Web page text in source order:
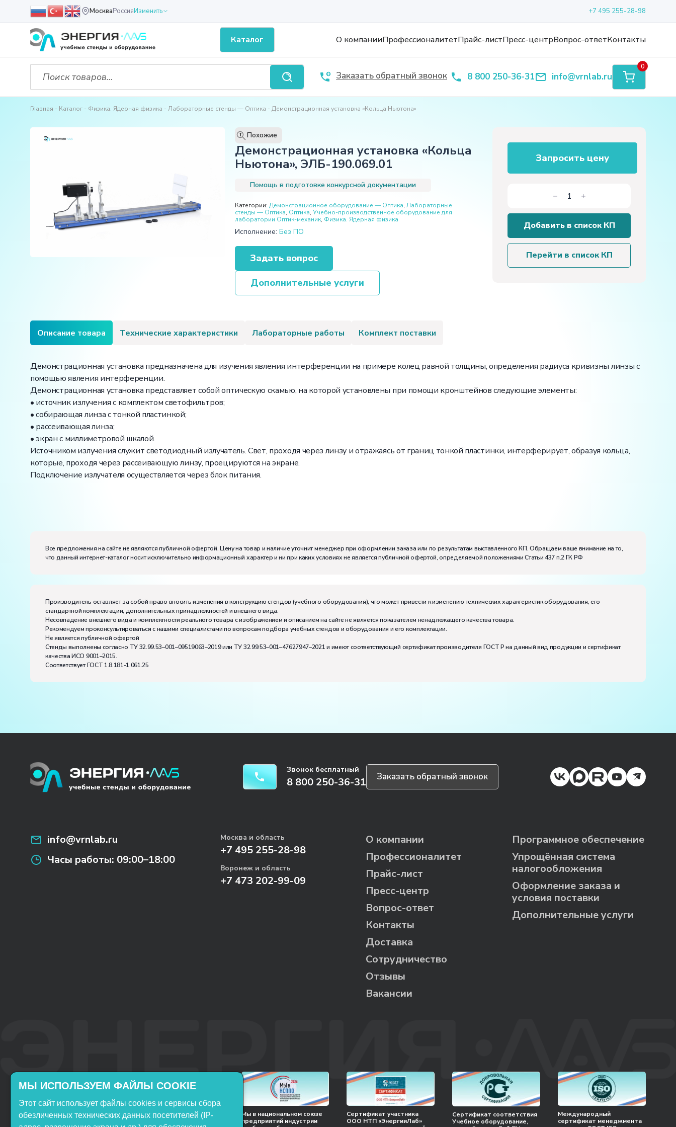
МоскваРоссияИзменить +7 495 255-28-98
Каталог О компанииПрофессионалитетПрайс-листПресс-центрВопрос-ответКонтакты
Заказать обратный звонок 8 800 250-36-31 info@vrnlab.ru
0
Главная Каталог Физика. Ядерная физика Лабораторные стенды — Оптика Демонстрационная установка «Кольца Ньютона»
T Похожие
Демонстрационная установка «Кольца
Ньютона», ЭЛБ-190.069.01
Помощь в подготовке конкурсной документации
Категории: Демонстрационное оборудование — Оптика, Лабораторные
стенды — Оптика, Оптика, Учебно-производственное оборудование для
лаборатории Оптик-механик, Физика. Ядерная физика
Исполнение: Без ПО
Задать вопрос
Дополнительные услуги
Запросить цену
Количество
товара
Демонстрационная
«Кольца
Ньютона»
Добавить в список КП
Перейти в список КП
Описание товара Технические характеристики Лабораторные работы Комплект поставки
Демонстрационная установка предназначена для изучения явления интерференции на примере колец равной толщины, определения радиуса кривизны линзы с
помощью явления интерференции.
Демонстрационная установка представляет собой оптическую скамью, на которой установлены при помощи кронштейнов следующие элементы:
• источник излучения с комплектом светофильтров;
• собирающая линза с тонкой пластинкой;
• рассеивающая линза;
• экран с миллиметровой шкалой.
Источником излучения служит светодиодный излучатель. Свет, проходя через линзу и отражаясь от границ тонкой пластинки, интерферирует, образуя кольца,
которые, проходя через рассеивающую линзу, проецируются на экране.
Подключение излучателя осуществляется через блок питания.
Потребляемая мощность, В·А:
Электропитание:
Диапазон рабочих температур, ˚С:
Влажность, %:до 80
Количество человек, которое одновременно и активно может работать на комплекте:2
Все предложения на сайте не являются публичной офертой. Цену на товар и наличие уточнит менеджер при оформлении заказа или по результатам выставленного КП. Обращаем ваше внимание на то,
что данный интернет-каталог носит исключительно информационный характер и ни при каких условиях не является публичной офертой, определяемой положениями Статьи 437 п.2 ГК РФ
Производитель оставляет за собой право вносить изменения в конструкцию стендов (учебного оборудования), что может привести к изменению технических характеристик оборудования, его
стандартной комплектации, дополнительных принадлежностей и внешнего вида.
Несовпадение внешнего вида и комплектности реального товара с изображением и описанием на сайте не является показателем ненадлежащего качества товара.
Рекомендуем проконсультироваться с нашими специалистами по вопросам подбора учебных стендов и оборудования и его комплектации.
Не является публичной офертой
Стенды выполнены согласно ТУ 32.99.53–001–09519063–2019 или ТУ 32.99.53–001–47627947–2021 и имеют соответствующий сертификат производителя ГОСТ Р на данный вид продукции и сертификат
качества ИСО 9001–2015.
Соответствует ГОСТ 1.8.181-1.061.25
Звонок бесплатный
8 800 250-36-31 Заказать обратный звонок
info@vrnlab.ru
Часы работы: 09:00–18:00
Москва и область
+7 495 255-28-98
Воронеж и область
+7 473 202-99-09
О компании
Профессионалитет
Прайс-лист
Пресс-центр
Вопрос-ответ
Контакты
Доставка
Сотрудничество
Отзывы
Вакансии
Программное обеспечение
Упрощённая система
налогообложения
Оформление заказа и
условия поставки
Дополнительные услуги
Включён в реестр
Продукция НТП
«ЭнергияЛаб» включена в
Мы в национальном союзе
предприятий индустрии
Сертификат участника
ООО НТП «ЭнергияЛаб»
Сертификат соответствия
Учебное оборудование,
Международный
сертификат менеджмента
МЫ ИСПОЛЬЗУЕМ ФАЙЛЫ COOKIE
Этот сайт использует файлы cookies и сервисы сбора
обезличенных технических данных посетителей (IP-